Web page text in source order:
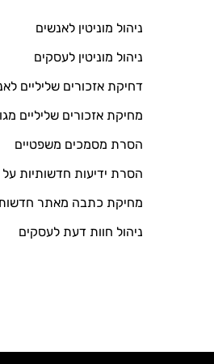
ניהול מוניטין לאנשים
ניהול מוניטין לעסקים
דחיקת אזכורים שליליים
מחיקת אזכורים שליליים
הסרת מסמכים משפטיים
הסרת ידיעות חדשותיות
מחיקת כתבה מאתר
ניהול חוות דעת לעסקים